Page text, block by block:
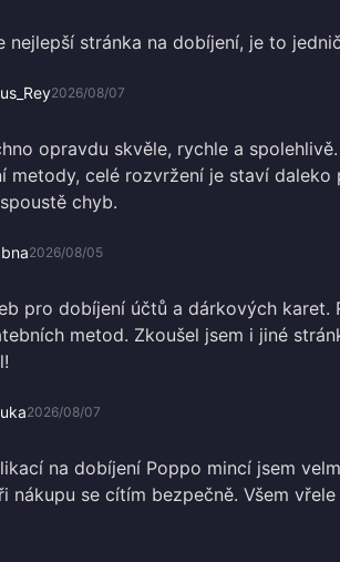
nejlepší stránka na dobíjení, je to
2026/08/07
opravdu skvěle, rychle a
metody, celé rozvržení je staví
chyb.
2026/08/05
pro dobíjení účtů a dárkových karet.
metod. Zkoušel jsem i jiné
2026/08/07
na dobíjení Poppo mincí jsem
nákupu se cítím bezpečně. Všem